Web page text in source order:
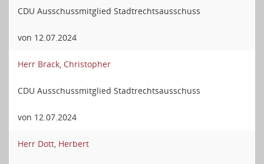
CDU Ausschussmitglied Stadtrechtsausschuss
von 12.07.2024
Herr Brack, Christopher
CDU Ausschussmitglied Stadtrechtsausschuss
von 12.07.2024
Herr Dott, Herbert